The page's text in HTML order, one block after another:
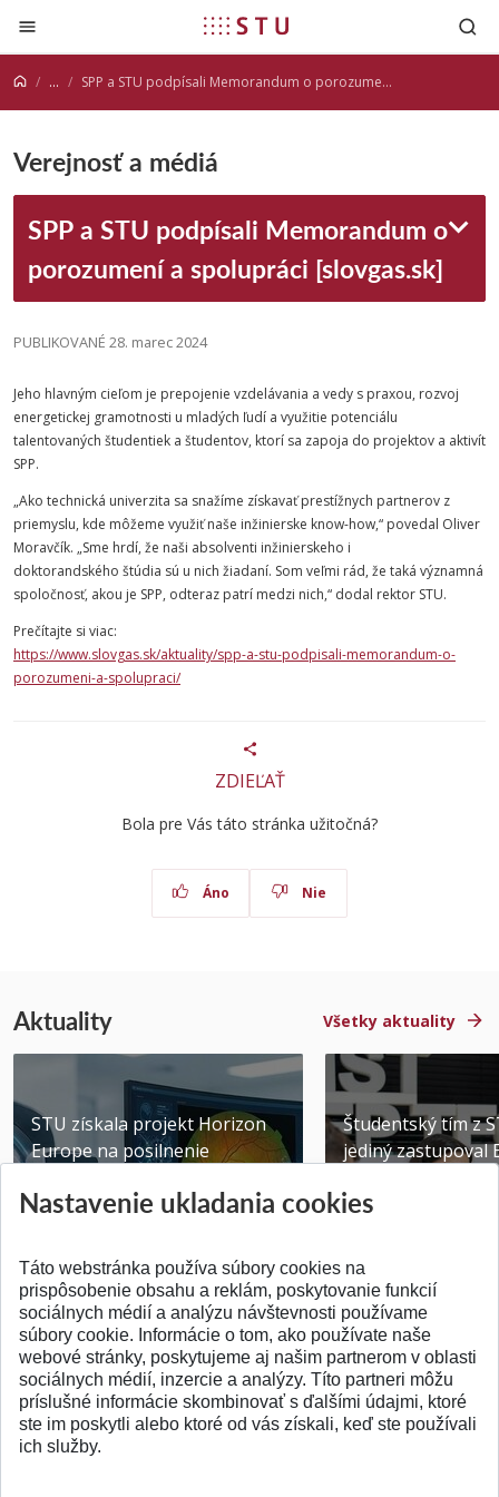
Prejsť na obsah
... SPP a STU podpísali Memorandum o porozumení a spolupráci [slovgas.sk]
Verejnosť a médiá
SPP a STU podpísali Memorandum o
porozumení a spolupráci [slovgas.sk]
PUBLIKOVANÉ 28. marec 2024
Jeho hlavným cieľom je prepojenie vzdelávania a vedy s praxou, rozvoj
energetickej gramotnosti u mladých ľudí a využitie potenciálu
talentovaných študentiek a študentov, ktorí sa zapoja do projektov a aktivít
SPP.
„Ako technická univerzita sa snažíme získavať prestížnych partnerov z
priemyslu, kde môžeme využiť naše inžinierske know-how,“ povedal Oliver
Moravčík. „Sme hrdí, že naši absolventi inžinierskeho i
doktorandského štúdia sú u nich žiadaní. Som veľmi rád, že taká významná
spoločnosť, akou je SPP, odteraz patrí medzi nich,“ dodal rektor STU.
Prečítajte si viac:
https://www.slovgas.sk/aktuality/spp-a-stu-podpisali-memorandum-o-
porozumeni-a-spolupraci/
ZDIEĽAŤ
Bola pre Vás táto stránka užitočná?
Áno Nie
Aktuality Všetky aktuality
STU získala projekt Horizon
Europe na posilnenie
Publikované 31.07.2026
Študentský tím z
jediný zastupoval
Publikované
SPÄŤ NA VRCH
Nastavenie ukladania cookies
Táto webstránka používa súbory cookies na
prispôsobenie obsahu a reklám, poskytovanie funkcií
sociálnych médií a analýzu návštevnosti používame
súbory cookie. Informácie o tom, ako používate naše
webové stránky, poskytujeme aj našim partnerom v oblasti
sociálnych médií, inzercie a analýzy. Títo partneri môžu
príslušné informácie skombinovať s ďalšími údajmi, ktoré
ste im poskytli alebo ktoré od vás získali, keď ste používali
ich služby.